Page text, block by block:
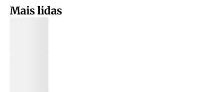
Mais lidas